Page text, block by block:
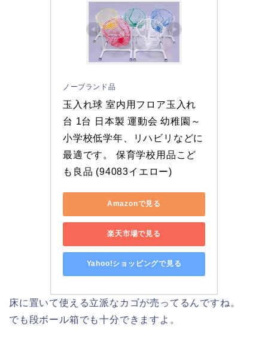
ノーブランド品
玉入れ球 室内用フロア玉入れ
台 1台 日本製 運動会 幼稚園～
小学校低学年、リハビリなどに
最適です。 保育学校用品こど
も良品 (94083イエロー)
Amazonで見る
楽天市場で見る
Yahoo!ショッピングで見る
床に置いて使える立派なカゴが売ってるんですね。
でも段ボール箱でも十分できますよ。